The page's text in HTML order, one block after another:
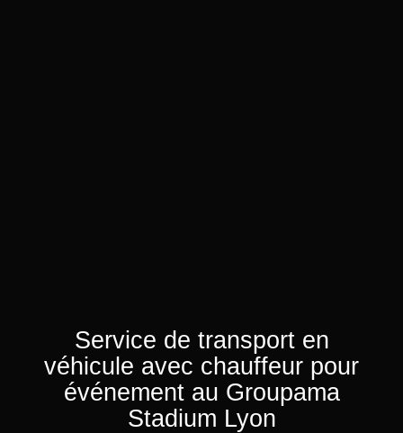
Service de transport en
véhicule avec chauffeur pour
événement au Groupama
Stadium Lyon